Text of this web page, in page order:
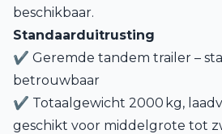
beschikbaar.
Standaarduitrusting
✔ Geremde tandem trailer –
betrouwbaar
✔ Totaalgewicht 2000 kg,
geschikt voor middelgrote tot